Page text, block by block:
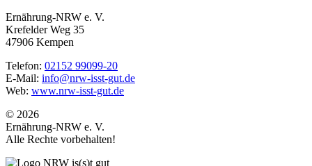
Ernährung-NRW e. V.
Krefelder Weg 35
47906 Kempen
Telefon: 02152 99099-20
E-Mail: info@nrw-isst-gut.de
Web: www.nrw-isst-gut.de
© 2026
Ernährung-NRW e. V.
Alle Rechte vorbehalten!